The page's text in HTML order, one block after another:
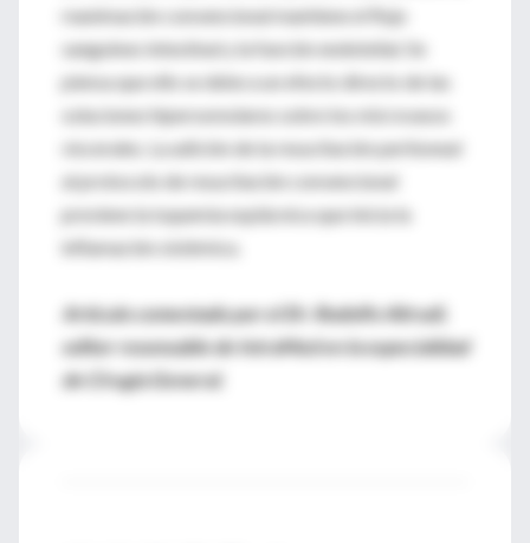
reanimación convencional mantiene el flujo
sanguíneo intestinal y la función endotelial. Se
piensa que ello se debe a un efecto directo de las
soluciones hiperosmolares sobre los microvasos
viscerales. La adición de la resucitación peritoneal
al protocolo de resucitación convencional
previene la isquemia esplácnica que inicia la
inflamación sistémica.
Artículo comentado por el Dr. Rodolfo Altrudi,
editor resonsable de IntraMed en la especialidad
de Cirugía General.